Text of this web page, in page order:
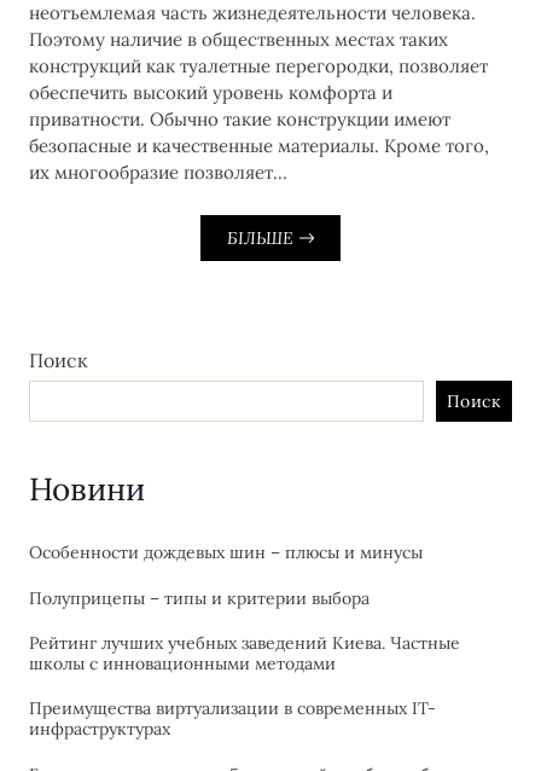
неотъемлемая часть жизнедеятельности человека.
Поэтому наличие в общественных местах таких
конструкций как туалетные перегородки, позволяет
обеспечить высокий уровень комфорта и
приватности. Обычно такие конструкции имеют
безопасные и качественные материалы. Кроме того,
их многообразие позволяет…
БІЛЬШЕ
Поиск
Поиск
Новини
Особенности дождевых шин – плюсы и минусы
Полуприцепы – типы и критерии выбора
Рейтинг лучших учебных заведений Киева. Частные
школы с инновационными методами
Преимущества виртуализации в современных IT-
инфраструктурах